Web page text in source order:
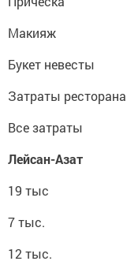
Макияж
Букет невесты
Затраты ресторана
Все затраты
Лейсан-Азат
19 тыс
7 тыс.
12 тыс.